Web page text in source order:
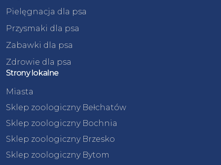
Pielęgnacja dla psa
Przysmaki dla psa
Zabawki dla psa
Zdrowie dla psa
Strony lokalne
Miasta
Sklep zoologiczny Bełchatów
Sklep zoologiczny Bochnia
Sklep zoologiczny Brzesko
Sklep zoologiczny Bytom